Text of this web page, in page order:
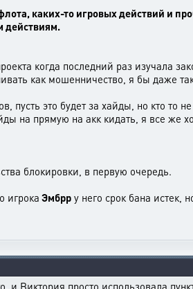
каких-то игровых действий и
действиям.
когда последний раз изучала
как мошенничество, я бы даже
пусть это будет за хайды, но кто то
на прямую на акк кидать, я все же
блокировки, в первую очередь.
игрока Эмбрр у него срок бана истек,
и Виктория просто использовала